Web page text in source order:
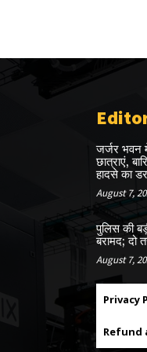
जर्जर भवन
छात्राएं,
हादसे का डर
August 7,
पुलिस की
बरामद; दो
August 7,
Privacy
Refund